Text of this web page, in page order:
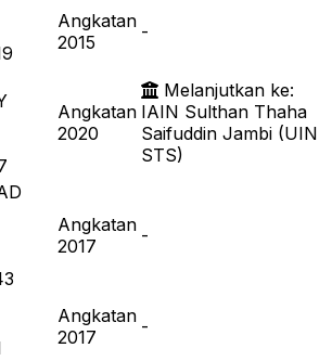
Angkatan
2015
-
Angkatan
2020
Melanjutkan ke:
IAIN Sulthan Thaha
Saifuddin Jambi (UIN
STS)
Angkatan
2017
-
Angkatan
2017
-